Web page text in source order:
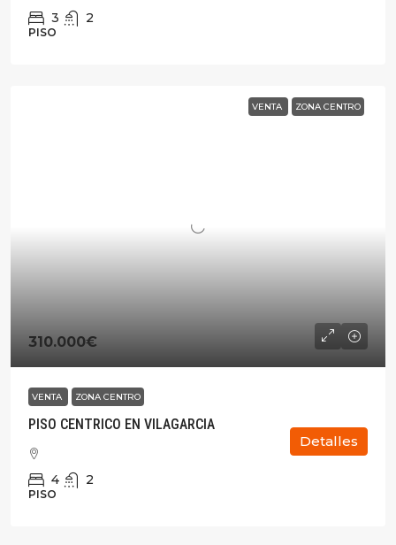
3 2
PISO
VENTA ZONA CENTRO
310.000€
VENTA ZONA CENTRO
PISO CENTRICO EN VILAGARCIA
4 2
PISO
Detalles